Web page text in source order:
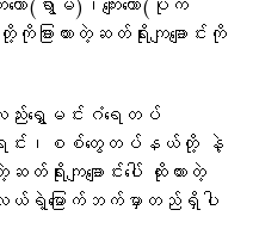
ာ(ရွာမ)၊ကျေးတော(ပိုက်
ားထားတဲ့ဆတ်ရိုးကျချောင်းကို
ည်းရွှေမင်းဂံရေတပ်
း၊စစ်တွေတပ်နယ်တို့ နဲ့
းကျချောင်းပေါ် ထိုးထားတဲ့
ရဲ့မြောက်ဘက်မှာတည်ရှိပါ